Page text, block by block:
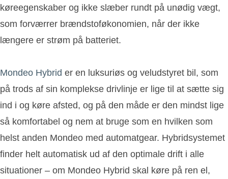
køreegenskaber og ikke slæber rundt på unødig vægt,
som forværrer brændstoføkonomien, når der ikke
længere er strøm på batteriet.
Mondeo Hybrid er en luksuriøs og veludstyret bil, som
på trods af sin komplekse drivlinje er lige til at sætte sig
ind i og køre afsted, og på den måde er den mindst lige
så komfortabel og nem at bruge som en hvilken som
helst anden Mondeo med automatgear. Hybridsystemet
finder helt automatisk ud af den optimale drift i alle
situationer – om Mondeo Hybrid skal køre på ren el,